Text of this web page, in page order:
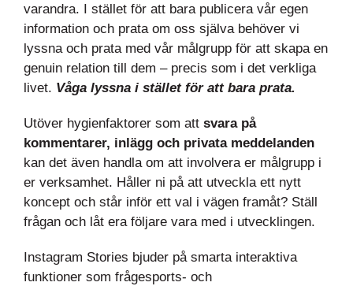
varandra. I stället för att bara publicera vår egen
information och prata om oss själva behöver vi
lyssna och prata med vår målgrupp för att skapa en
genuin relation till dem – precis som i det verkliga
livet. Våga lyssna i stället för att bara prata.
Utöver hygienfaktorer som att svara på
kommentarer, inlägg och privata meddelanden
kan det även handla om att involvera er målgrupp i
er verksamhet. Håller ni på att utveckla ett nytt
koncept och står inför ett val i vägen framåt? Ställ
frågan och låt era följare vara med i utvecklingen.
Instagram Stories bjuder på smarta interaktiva
funktioner som frågesports- och